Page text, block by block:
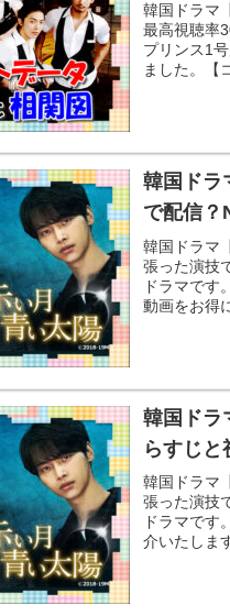
韓国ドラマ
最高視聴率
プリンス1
ました。【
韓国ドラ
で配信？
韓国ドラマ
張った演技
ドラマです
動画をお得
韓国ドラ
らすじと
韓国ドラマ
張った演技
ドラマです
介いたしま